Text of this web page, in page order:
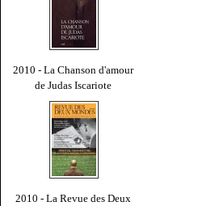
2010 - La Chanson d'amour
de Judas Iscariote
2010 - La Revue des Deux